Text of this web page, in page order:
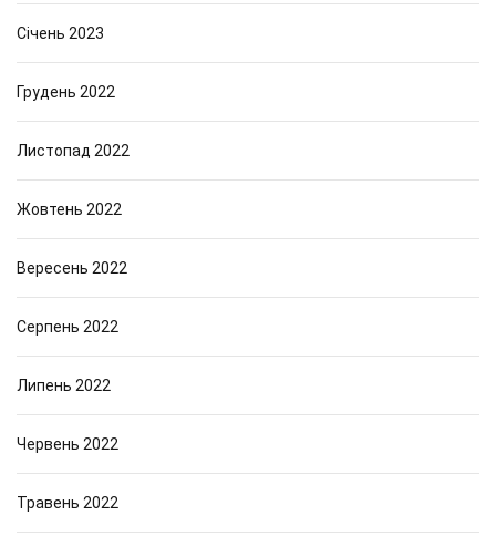
Січень 2023
Грудень 2022
Листопад 2022
Жовтень 2022
Вересень 2022
Серпень 2022
Липень 2022
Червень 2022
Травень 2022